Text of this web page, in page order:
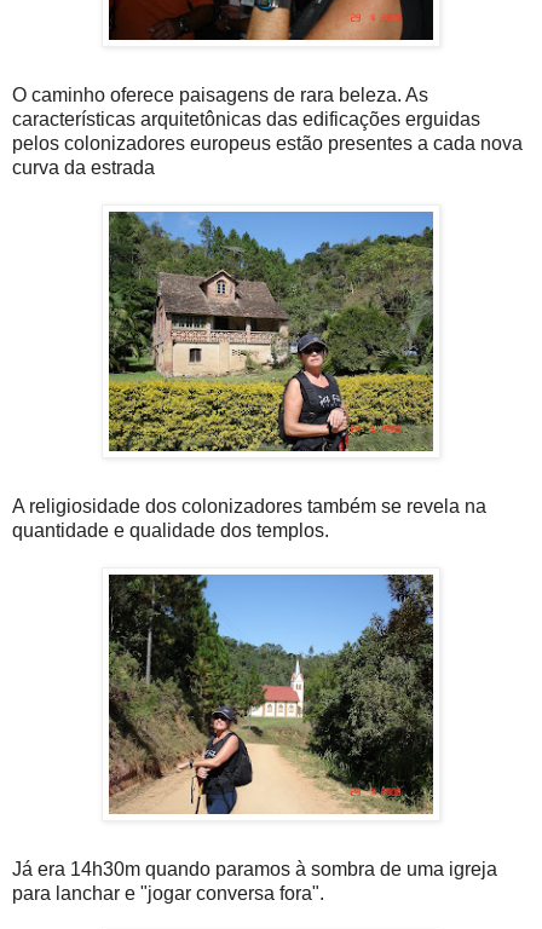
O caminho oferece paisagens de rara beleza. As
características arquitetônicas das edificações erguidas
pelos colonizadores europeus estão presentes a cada nova
curva da estrada
A religiosidade dos colonizadores também se revela na
quantidade e qualidade dos templos.
Já era 14h30m quando paramos à sombra de uma igreja
para lanchar e "jogar conversa fora".